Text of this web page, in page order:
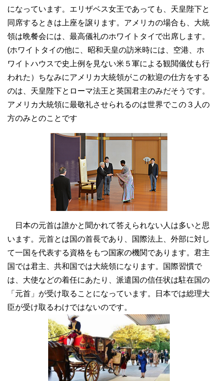
になっています。エリザベス女王であっても、天皇陛下と
同席するときは上座を譲ります。アメリカの場合も、大統
領は晩餐会には、最高儀礼のホワイトタイで出席します。
(ホワイトタイの他に、昭和天皇の訪米時には、空港、ホ
ワイトハウスで史上例を見ない米５軍による観閲儀仗も行
われた）ちなみにアメリカ大統領がこの歓迎の仕方をする
のは、天皇陛下とローマ法王と英国君主のみだそうです。
アメリカ大統領に最敬礼させられるのは世界でこの３人の
方のみとのことです
日本の元首は誰かと聞かれて答えられない人は多いと思
います。元首とは国の首長であり、国際法上、外部に対し
て一国を代表する資格をもつ国家の機関であります。君主
国では君主、共和国では大統領になります。国際習慣で
は、大使などの着任にあたり、派遣国の信任状は駐在国の
「元首」が受け取ることになっています。日本では総理大
臣が受け取るわけではないのです。